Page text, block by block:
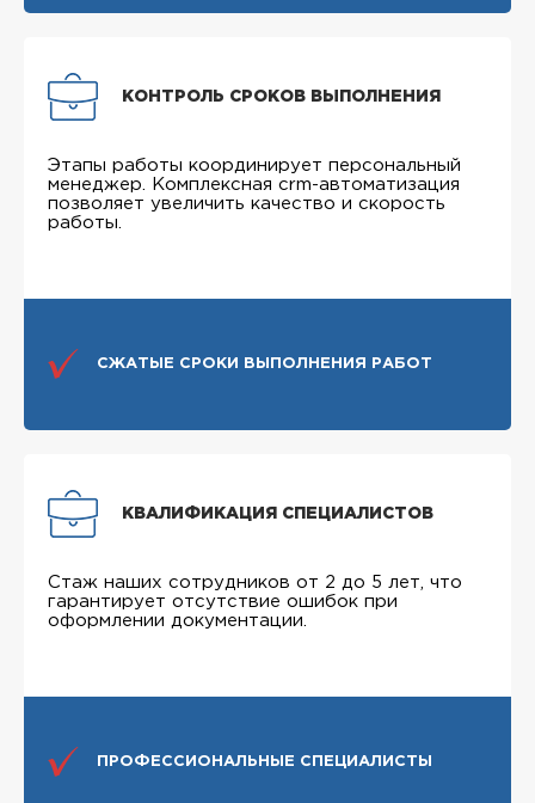
КОНТРОЛЬ СРОКОВ ВЫПОЛНЕНИЯ
Этапы работы координирует персональный
менеджер. Комплексная crm-автоматизация
позволяет увеличить качество и скорость
работы.
СЖАТЫЕ СРОКИ ВЫПОЛНЕНИЯ РАБОТ
КВАЛИФИКАЦИЯ СПЕЦИАЛИСТОВ
Стаж наших сотрудников от 2 до 5 лет, что
гарантирует отсутствие ошибок при
оформлении документации.
ПРОФЕССИОНАЛЬНЫЕ СПЕЦИАЛИСТЫ